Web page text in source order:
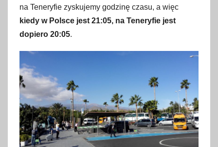
0
1
8
na Teneryfie zyskujemy godzinę czasu, a więc
kiedy w Polsce jest 21:05, na Teneryfie jest
dopiero 20:05.